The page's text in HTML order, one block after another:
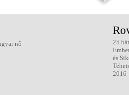
nő
25
és
2016